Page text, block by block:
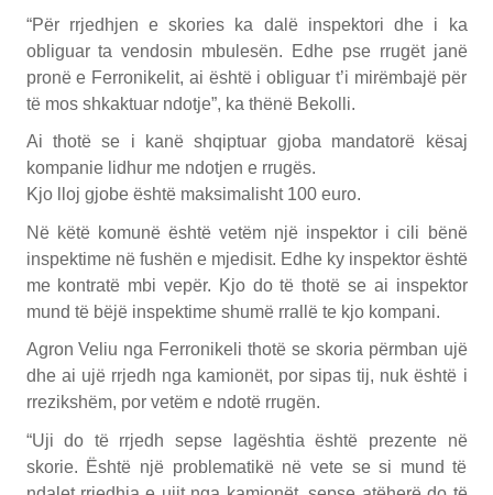
“Për rrjedhjen e skories ka dalë inspektori dhe i ka
obliguar ta vendosin mbulesën. Edhe pse rrugët janë
pronë e Ferronikelit, ai është i obliguar t’i mirëmbajë për
të mos shkaktuar ndotje”, ka thënë Bekolli.
Ai thotë se i kanë shqiptuar gjoba mandatorë kësaj
kompanie lidhur me ndotjen e rrugës.
Kjo lloj gjobe është maksimalisht 100 euro.
Në këtë komunë është vetëm një inspektor i cili bënë
inspektime në fushën e mjedisit. Edhe ky inspektor është
me kontratë mbi vepër. Kjo do të thotë se ai inspektor
mund të bëjë inspektime shumë rrallë te kjo kompani.
Agron Veliu nga Ferronikeli thotë se skoria përmban ujë
dhe ai ujë rrjedh nga kamionët, por sipas tij, nuk është i
rrezikshëm, por vetëm e ndotë rrugën.
“Uji do të rrjedh sepse lagështia është prezente në
skorie. Është një problematikë në vete se si mund të